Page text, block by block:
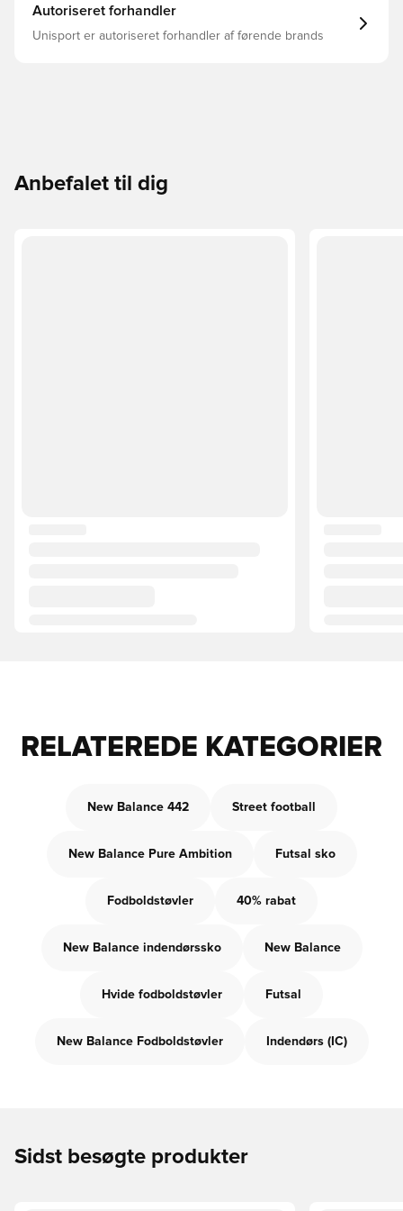
Autoriseret forhandler
Unisport er autoriseret forhandler af førende brands
Anbefalet til dig
RELATEREDE KATEGORIER
New Balance 442 Street football
New Balance Pure Ambition Futsal sko
Fodboldstøvler 40% rabat
New Balance indendørssko New Balance
Hvide fodboldstøvler Futsal
New Balance Fodboldstøvler Indendørs (IC)
Sidst besøgte produkter